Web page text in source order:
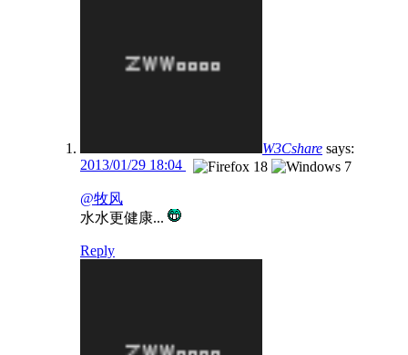
W3Cshare says:
2013/01/29 18:04
@牧风
水水更健康...
Reply